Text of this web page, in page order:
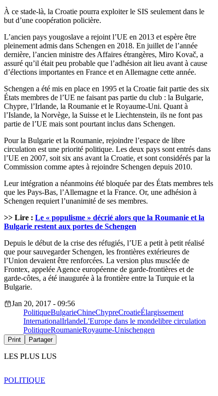
À ce stade-là, la Croatie pourra exploiter le SIS seulement dans le
but d’une coopération policière.
L’ancien pays yougoslave a rejoint l’UE en 2013 et espère être
pleinement admis dans Schengen en 2018. En juillet de l’année
dernière, l’ancien ministre des Affaires étrangères, Miro Kovač, a
assuré qu’il était peu probable que l’adhésion ait lieu avant à cause
d’élections importantes en France et en Allemagne cette année.
Schengen a été mis en place en 1995 et la Croatie fait partie des six
États membres de l’UE ne faisant pas partie du club : la Bulgarie,
Chypre, l’Irlande, la Roumanie et le Royaume-Uni. Quant à
l’Islande, la Norvège, la Suisse et le Liechtenstein, ils ne font pas
partie de l’UE mais sont pourtant inclus dans Schengen.
Pour la Bulgarie et la Roumanie, rejoindre l’espace de libre
circulation est une priorité politique. Les deux pays sont entrés dans
l’UE en 2007, soit six ans avant la Croatie, et sont considérés par la
Commission comme aptes à rejoindre Schengen depuis 2010.
Leur intégration a néanmoins été bloquée par des États membres tels
que les Pays-Bas, l’Allemagne et la France. Or, une adhésion à
Schengen requiert l’unanimité de ses membres.
>> Lire : Le « populisme » décrié alors que la Roumanie et la
Bulgarie restent aux portes de Schengen
Depuis le début de la crise des réfugiés, l’UE a petit à petit réalisé
que pour sauvegarder Schengen, les frontières extérieures de
l’Union devaient être renforcées. La version plus musclée de
Frontex, appelée Agence européenne de garde-frontières et de
garde-côtes, a été inaugurée à la frontière entre la Turquie et la
Bulgarie.
Jan 20, 2017 - 09:56
PolitiqueBulgarieChineChypreCroatieÉlargissement
InternationalIrlandeL'Europe dans le mondelibre circulation
PolitiqueRoumanieRoyaume-Unischengen
Print Partager
LES PLUS LUS
POLITIQUE